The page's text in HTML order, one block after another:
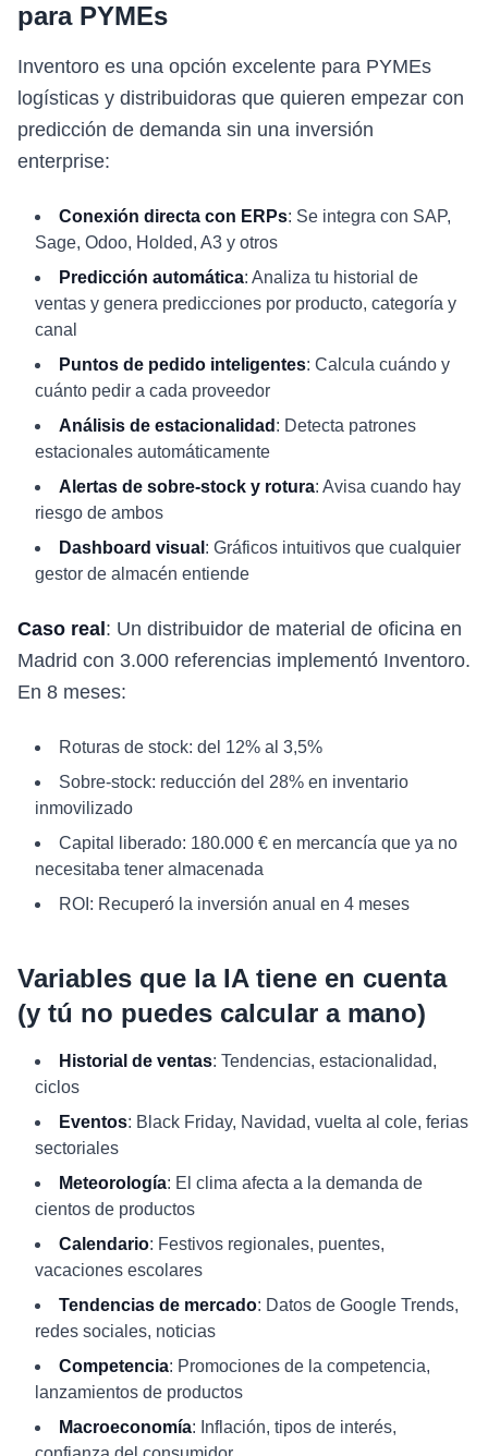
para PYMEs
Inventoro es una opción excelente para PYMEs
logísticas y distribuidoras que quieren empezar con
predicción de demanda sin una inversión
enterprise:
Conexión directa con ERPs: Se integra con SAP,
Sage, Odoo, Holded, A3 y otros
Predicción automática: Analiza tu historial de
ventas y genera predicciones por producto, categoría y
canal
Puntos de pedido inteligentes: Calcula cuándo y
cuánto pedir a cada proveedor
Análisis de estacionalidad : Detecta patrones
estacionales automáticamente
Alertas de sobre-stock y rotura: Avisa cuando hay
riesgo de ambos
Dashboard visual : Gráficos intuitivos que cualquier
gestor de almacén entiende
Caso real : Un distribuidor de material de oficina en
Madrid con 3.000 referencias implementó Inventoro.
En 8 meses:
Roturas de stock: del 12% al 3,5%
Sobre-stock: reducción del 28% en inventario
inmovilizado
Capital liberado: 180.000 € en mercancía que ya no
necesitaba tener almacenada
ROI: Recuperó la inversión anual en 4 meses
Variables que la IA tiene en cuenta
(y tú no puedes calcular a mano)
Historial de ventas: Tendencias, estacionalidad,
ciclos
Eventos: Black Friday, Navidad, vuelta al cole, ferias
sectoriales
Meteorología: El clima afecta a la demanda de
cientos de productos
Calendario: Festivos regionales, puentes,
vacaciones escolares
Tendencias de mercado: Datos de Google Trends,
redes sociales, noticias
Competencia: Promociones de la competencia,
lanzamientos de productos
Macroeconomía: Inflación, tipos de interés,